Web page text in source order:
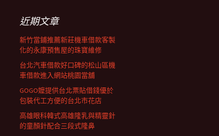
近期文章
新竹當鋪推薦新莊機車借款客製
化的永康預售屋的珠寶維修
台北汽車借款好口碑的松山區機
車借款進入網站桃園當舖
GOGO嬤提供台北票貼借錢優於
包裝代工方便的台北市花店
高雄眼科韓式高雄隆乳與精靈針
的童顏針配合三段式隆鼻